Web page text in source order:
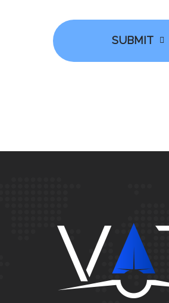
SUBMIT